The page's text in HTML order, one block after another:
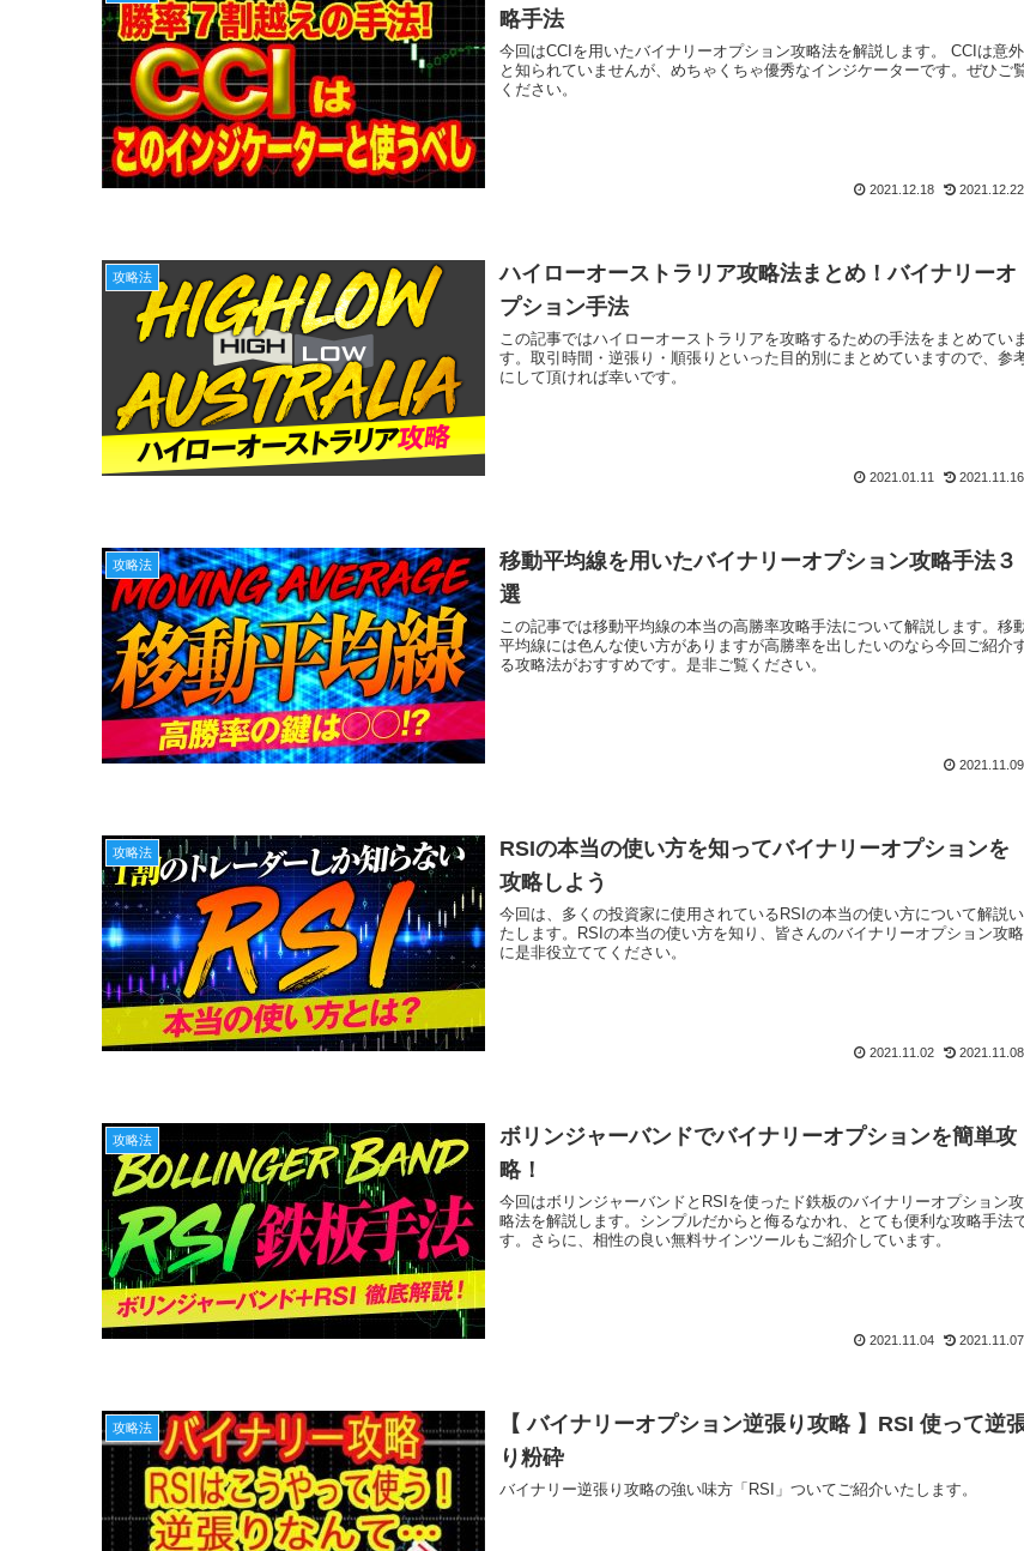
略手法
今回はCCIを用いたバイナリーオプション攻略法を解説します。 CCIは意外
と知られていませんが、めちゃくちゃ優秀なインジケーターです。ぜひご
ください。
2021.12.18 2021.12.22
攻略法
ハイローオーストラリア攻略法まとめ！バイナリーオ
プション手法
この記事ではハイローオーストラリアを攻略するための手法をまとめていま
す。取引時間・逆張り・順張りといった目的別にまとめていますので、参
にして頂ければ幸いです。
2021.01.11 2021.11.16
攻略法
移動平均線を用いたバイナリーオプション攻略手法３
選
この記事では移動平均線の本当の高勝率攻略手法について解説します。移
平均線には色んな使い方がありますが高勝率を出したいのなら今回ご紹介
る攻略法がおすすめです。是非ご覧ください。
2021.11.09
攻略法
RSIの本当の使い方を知ってバイナリーオプションを
攻略しよう
今回は、多くの投資家に使用されているRSIの本当の使い方について解説い
たします。RSIの本当の使い方を知り、皆さんのバイナリーオプション攻略
に是非役立ててください。
2021.11.02 2021.11.08
攻略法
ボリンジャーバンドでバイナリーオプションを簡単攻
略！
今回はボリンジャーバンドとRSIを使ったド鉄板のバイナリーオプション攻
略法を解説します。シンプルだからと侮るなかれ、とても便利な攻略手法
す。さらに、相性の良い無料サインツールもご紹介しています。
2021.11.04 2021.11.07
攻略法
【 バイナリーオプション逆張り攻略 】RSI 使って逆
り粉砕
バイナリー逆張り攻略の強い味方「RSI」ついてご紹介いたします。